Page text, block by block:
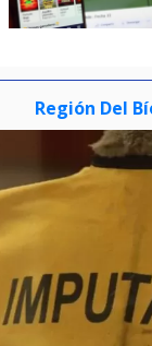
Región Del